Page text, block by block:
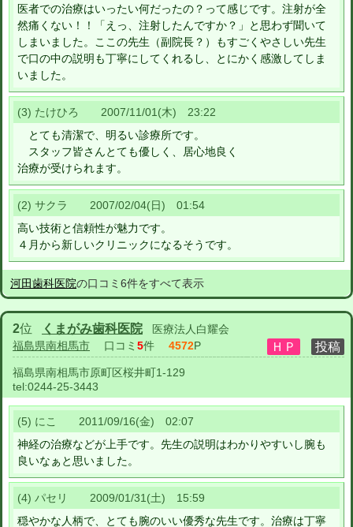
医者での治療はいったい何だったの？って感じです。注射が全
然痛くない！！「えっ、注射したんですか？」と思わず聞いて
しまいました。ここの先生（副院長？）もすごくやさしい先生
で口の中の説明も丁寧にしてくれるし、とにかく感激してしま
いました。
(3) たけひろ 2007/11/01(木) 23:22
とても清潔で、明るい診療所です。
スタッフ皆さんとても優しく、居心地良く
治療が受けられます。
(2) サクラ 2007/02/04(日) 01:54
高い技術と信頼性が魅力です。
４月から新しいクリニックになるそうです。
河田歯科医院の口コミ6件をすべて表示
2位 くまがみ歯科医院
医療法人白耀会
福島県南相馬市 口コミ 5件 4572P
福島県南相馬市原町区桜井町1-129
tel:0244-25-3443
(5) にこ 2011/09/16(金) 02:07
神経の治療などが上手です。先生の説明はわかりやすいし腕も
良いなぁと思いました。
(4) パセリ 2009/01/31(土) 15:59
穏やかな人柄で、とても腕のいい優秀な先生です。治療は丁寧